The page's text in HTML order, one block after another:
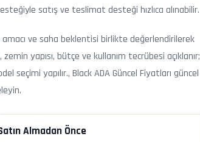
satış ve teslimat desteği hızlıca alınabilir.
ve saha beklentisi birlikte değerlendirilerek
yapısı, bütçe ve kullanım tecrübesi açıklanır;
yapılır., Black ADA Güncel Fiyatları güncel
Almadan Önce